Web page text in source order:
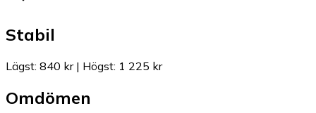
Stabil
Lägst: 840 kr| Högst: 1 225 kr
Omdömen